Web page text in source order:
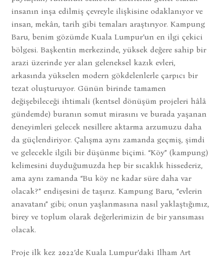
insanın inşa edilmiş çevreyle ilişkisine odaklanıyor ve
insan, mekân, tarih gibi temaları araştırıyor. Kampung
Baru, benim gözümde Kuala Lumpur’un en ilgi çekici
bölgesi. Başkentin merkezinde, yüksek değere sahip bir
arazi üzerinde yer alan geleneksel kazık evleri,
arkasında yükselen modern gökdelenlerle çarpıcı bir
tezat oluşturuyor. Günün birinde tamamen
değişebileceği ihtimali (kentsel dönüşüm projeleri hâlâ
gündemde) buranın somut mirasını ve burada yaşanan
deneyimleri gelecek nesillere aktarma arzumuzu daha
da güçlendiriyor. Çalışma aynı zamanda geçmiş, şimdi
ve gelecekle ilgili bir düşünme biçimi. “Köy” (kampung)
kelimesini duyduğumuzda hep bir sıcaklık hissederiz,
ama aynı zamanda “Bu köy ne kadar süre daha var
olacak?” endişesini de taşırız. Kampung Baru, “evlerin
anavatanı” gibi; onun yaşlanmasına nasıl yaklaştığımız,
birey ve toplum olarak değerlerimizin de bir yansıması
olacak.
Proje ilk kez 2022’de Kuala Lumpur’daki Ilham Art